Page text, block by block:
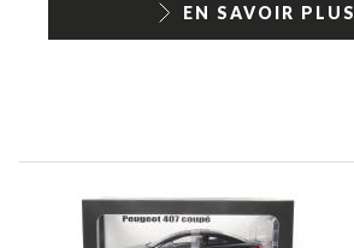
EN SAVOIR PLUS